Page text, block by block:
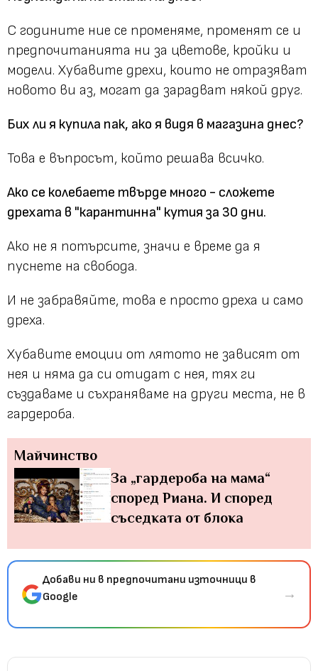
С годините ние се променяме, променят се и
предпочитанията ни за цветове, кройки и
модели. Хубавите дрехи, които не отразяват
новото ви аз, могат да зарадват някой друг.
Бих ли я купила пак, ако я видя в магазина днес?
Това е въпросът, който решава всичко.
Ако се колебаете твърде много - сложете
дрехата в "карантинна" кутия за 30 дни.
Ако не я потърсите, значи е време да я
пуснете на свобода.
И не забравяйте, това е просто дреха и само
дреха.
Хубавите емоции от лятото не зависят от
нея и няма да си отидат с нея, тях ги
създаваме и съхраняваме на други места, не в
гардероба.
Майчинство
За „гардероба на мама“
според Риана. И според
съседката от блока
Добави ни в предпочитани източници в
Google
→